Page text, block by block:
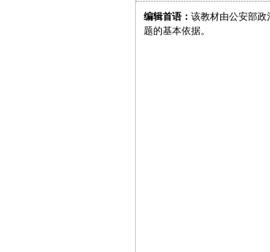
编辑首语： 该教材由公安部
题的基本依据。